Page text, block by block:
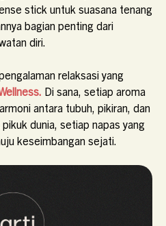
stick untuk suasana tenang
bagian penting dari
diri.
relaksasi yang
Di sana, setiap aroma
antara tubuh, pikiran, dan
dunia, setiap napas yang
keseimbangan sejati.